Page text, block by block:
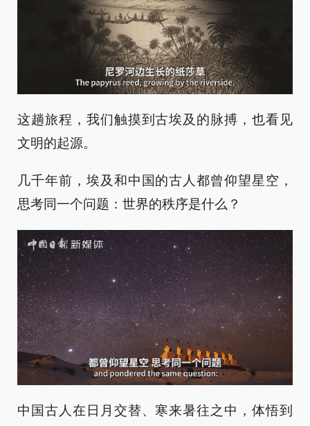
这趟旅程，我们触摸到古埃及的脉搏，也看见
文明的起源。
几千年前，埃及和中国的古人都曾仰望星空，
思考同一个问题：世界的秩序是什么？
中国古人在日月交替、寒来暑往之中，体悟到